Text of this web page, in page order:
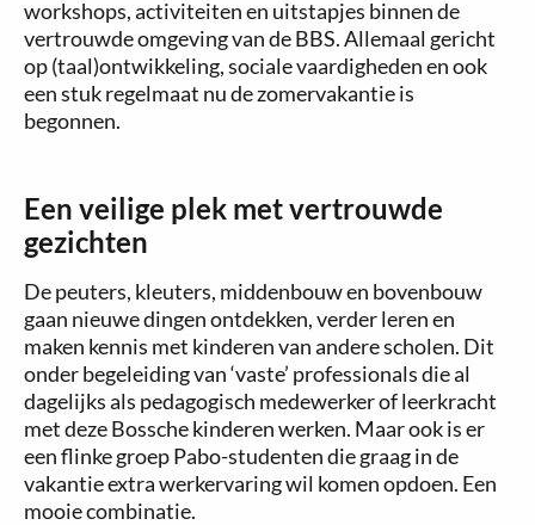
workshops, activiteiten en uitstapjes binnen de
vertrouwde omgeving van de BBS. Allemaal gericht
op (taal)ontwikkeling, sociale vaardigheden en ook
een stuk regelmaat nu de zomervakantie is
begonnen.
Een veilige plek met vertrouwde
gezichten
De peuters, kleuters, middenbouw en bovenbouw
gaan nieuwe dingen ontdekken, verder leren en
maken kennis met kinderen van andere scholen. Dit
onder begeleiding van ‘vaste’ professionals die al
dagelijks als pedagogisch medewerker of leerkracht
met deze Bossche kinderen werken. Maar ook is er
een flinke groep Pabo-studenten die graag in de
vakantie extra werkervaring wil komen opdoen. Een
mooie combinatie.